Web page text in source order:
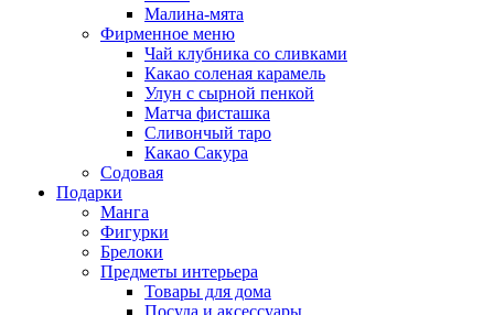
Малина-мята
Фирменное меню
Чай клубника со сливками
Какао соленая карамель
Улун с сырной пенкой
Матча фисташка
Сливончый таро
Какао Сакура
Содовая
Подарки
Манга
Фигурки
Брелоки
Предметы интерьера
Товары для дома
Посуда и аксессуары